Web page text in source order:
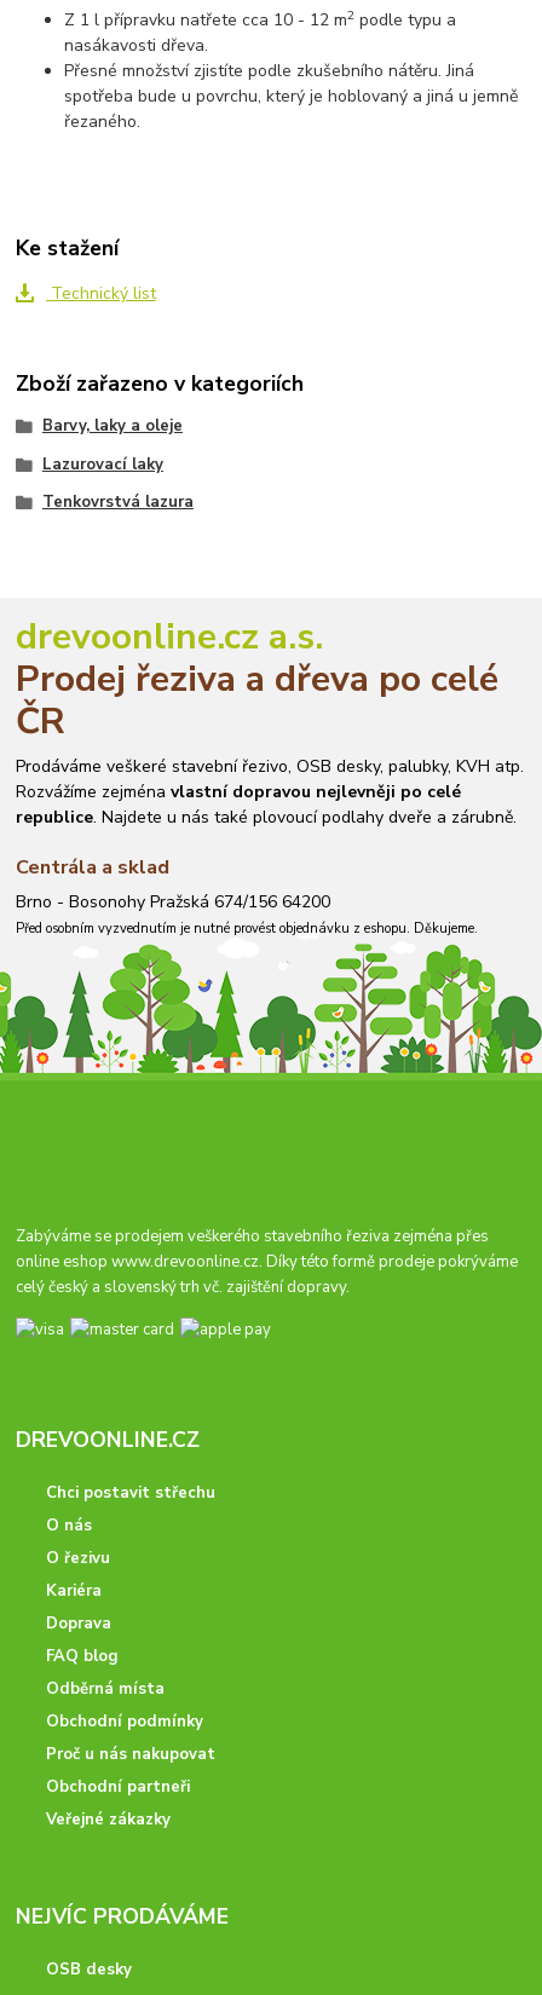
Z 1 l přípravku natřete cca 10 - 12 m2 podle typu a
nasákavosti dřeva.
Přesné množství zjistíte podle zkušebního nátěru. Jiná
spotřeba bude u povrchu, který je hoblovaný a jiná u jemně
řezaného.
Ke stažení
Technický list
Zboží zařazeno v kategoriích
Barvy, laky a oleje
Lazurovací laky
Tenkovrstvá lazura
drevoonline.cz a.s.
Prodej řeziva a dřeva po celé
ČR
Prodáváme veškeré stavební řezivo, OSB desky, palubky, KVH atp.
Rozvážíme zejménavlastní dopravou nejlevněji po celé
republice. Najdete u nás také plovoucí podlahy dveře a zárubně.
Centrála a sklad
Brno - Bosonohy Pražská 674/156 64200
Před osobním vyzvednutím je nutné provést objednávku z eshopu. Děkujeme.
Zabýváme se prodejem veškerého stavebního řeziva zejména přes
online eshopwww.drevoonline.cz. Díky této formě prodeje pokrýváme
celý český a slovenský trh vč. zajištění dopravy.
DREVOONLINE.CZ
Chci postavit střechu
O nás
O řezivu
Kariéra
Doprava
FAQ blog
Odběrná místa
Obchodní podmínky
Proč u nás nakupovat
Obchodní partneři
Veřejné zákazky
NEJVÍC PRODÁVÁME
OSB desky